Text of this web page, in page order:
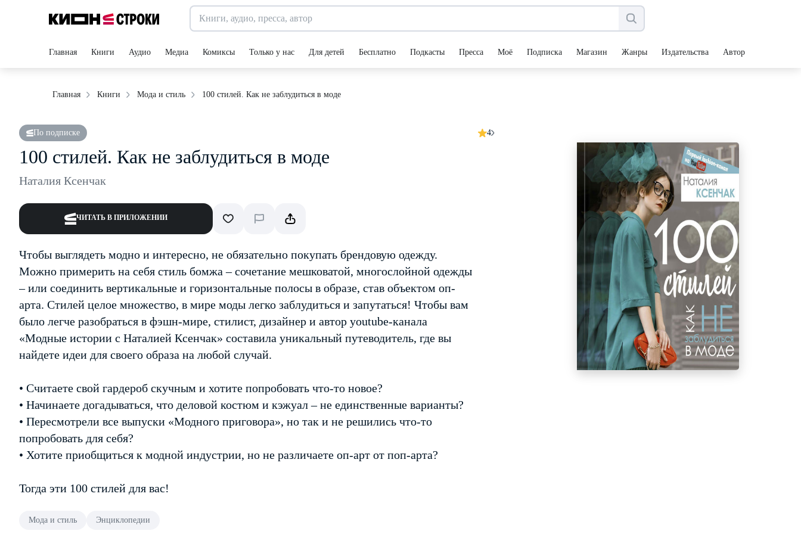
Главная Книги Аудио Медиа Комиксы Только у нас Для детей Бесплатно Подкасты Пресса Моё Подписка Магазин Жанры Издательства Авторы
Главная Книги Мода и стиль 100 стилей. Как не заблудиться в моде
По подписке 4
100 стилей. Как не заблудиться в моде
Наталия Ксенчак
ЧИТАТЬ В ПРИЛОЖЕНИИ
Чтобы выглядеть модно и интересно, не обязательно покупать брендовую одежду.
Можно примерить на себя стиль бомжа – сочетание мешковатой, многослойной одежды
– или соединить вертикальные и горизонтальные полосы в образе, став объектом оп-
арта. Стилей целое множество, в мире моды легко заблудиться и запутаться! Чтобы вам
было легче разобраться в фэшн-мире, стилист, дизайнер и автор youtube-канала
«Модные истории с Наталией Ксенчак» составила уникальный путеводитель, где вы
найдете идеи для своего образа на любой случай.
• Считаете свой гардероб скучным и хотите попробовать что-то новое?
• Начинаете догадываться, что деловой костюм и кэжуал – не единственные варианты?
• Пересмотрели все выпуски «Модного приговора», но так и не решились что-то
попробовать для себя?
• Хотите приобщиться к модной индустрии, но не различаете оп-арт от поп-арта?
Тогда эти 100 стилей для вас!
Мода и стиль Энциклопедии